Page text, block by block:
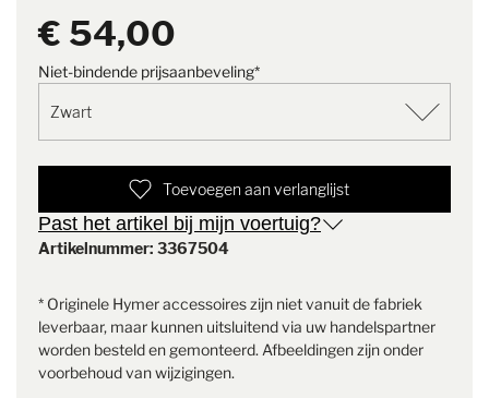
Leveringsomvang
€ 54,00
Niet-bindende prijsaanbeveling*
Toevoegen aan verlanglijst
Past het artikel bij mijn voertuig?
Artikelnummer: 3367504
* Originele Hymer accessoires zijn niet vanuit de fabriek
leverbaar, maar kunnen uitsluitend via uw handelspartner
worden besteld en gemonteerd. Afbeeldingen zijn onder
voorbehoud van wijzigingen.